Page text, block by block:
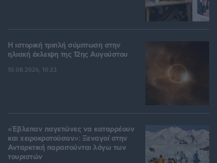
Η ιστορική τριπλή σύμπτωση στην
ηλιακή έκλειψη της 12ης Αυγούστου
10.08.2026, 10:23
«Έβλεπαν παγετώνες να καταρρέουν
και χειροκροτούσαν»: Ξεναγοί στην
Ανταρκτική παραιτούνται λόγω των
τουριστών